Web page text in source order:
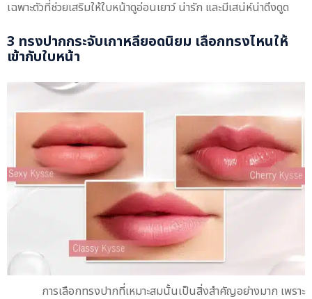
เฉพาะตัวที่ช่วยเสริมให้ใบหน้าดูอ่อนเยาว์ น่ารัก และมีเสน่ห์น่าดึงดูด
3 ทรงปากกระจับเกาหลียอดนิยม เลือกทรงไหนให้
เข้ากับใบหน้า
การเลือกทรงปากที่เหมาะสมนั้นเป็นสิ่งสำคัญอย่างมาก เพราะ